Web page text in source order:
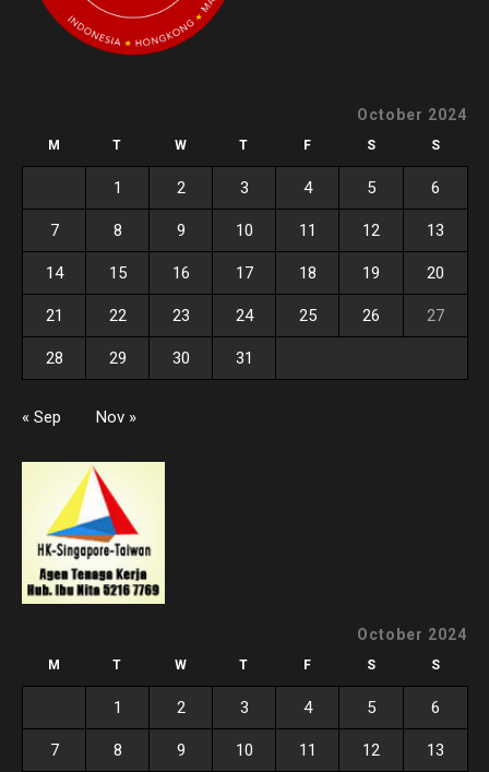
October 2024
M T W T F S S
1 2 3 4 5 6
7 8 9 10 11 12 13
14 15 16 17 18 19 20
21 22 23 24 25 26 27
28 29 30 31
« Sep Nov »
October 2024
M T W T F S S
1 2 3 4 5 6
7 8 9 10 11 12 13